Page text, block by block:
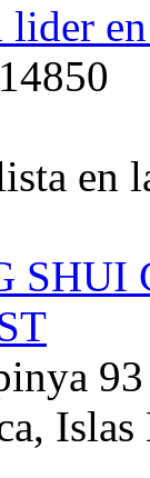
lider
en
93
Islas